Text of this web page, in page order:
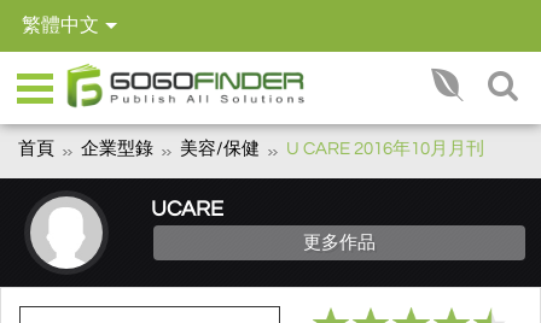
繁體中文
首頁 企業型錄 美容/保健 U CARE 2016年10月月刊
UCARE
更多作品